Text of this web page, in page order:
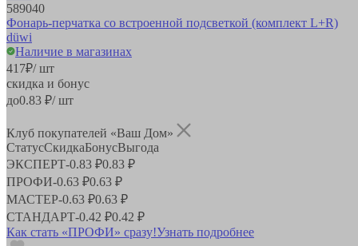
589040
Фонарь-перчатка со встроенной подсветкой (комплект L+R)
düwi
Наличие в магазинах
417₽/ шт
скидка и бонус
до0.83 ₽/ шт
Клуб покупателей «Ваш Дом»
СтатусСкидкаБонусВыгода
ЭКСПЕРТ-0.83 ₽0.83 ₽
ПРОФИ-0.63 ₽0.63 ₽
МАСТЕР-0.63 ₽0.63 ₽
СТАНДАРТ-0.42 ₽0.42 ₽
Как стать «ПРОФИ» сразу!Узнать подробнее